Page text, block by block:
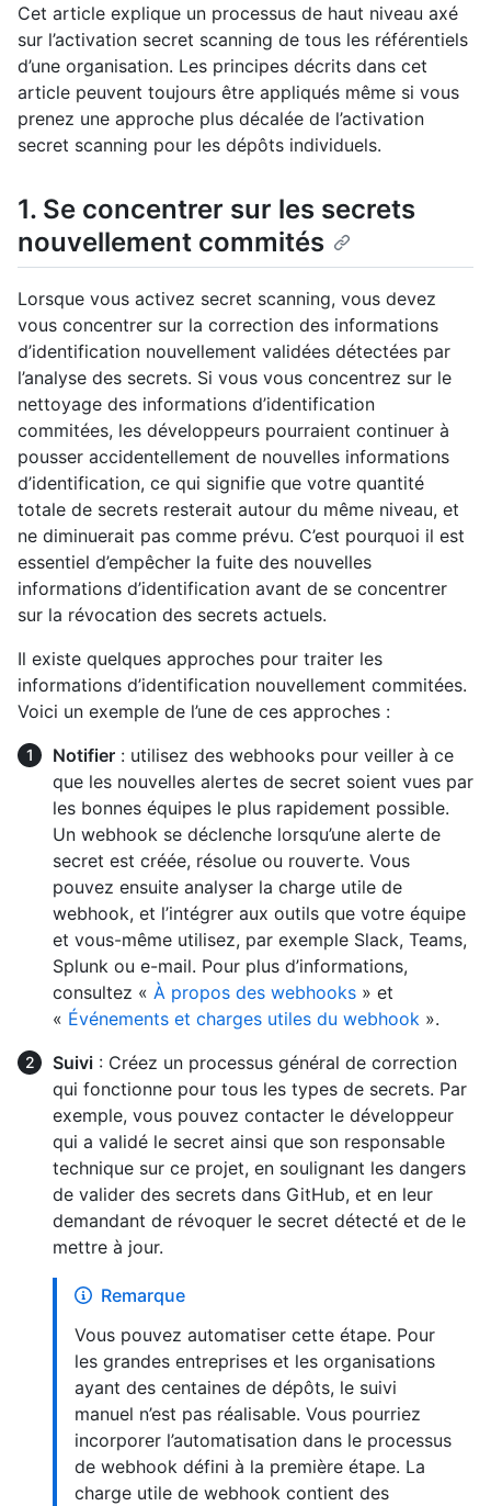
Cet article explique un processus de haut niveau axé
sur l’activation secret scanning de tous les référentiels
d’une organisation. Les principes décrits dans cet
article peuvent toujours être appliqués même si vous
prenez une approche plus décalée de l’activation
secret scanning pour les dépôts individuels.
1. Se concentrer sur les secrets
nouvellement commités
Lorsque vous activez secret scanning, vous devez
vous concentrer sur la correction des informations
d’identification nouvellement validées détectées par
l’analyse des secrets. Si vous vous concentrez sur le
nettoyage des informations d’identification
commitées, les développeurs pourraient continuer à
pousser accidentellement de nouvelles informations
d’identification, ce qui signifie que votre quantité
totale de secrets resterait autour du même niveau, et
ne diminuerait pas comme prévu. C’est pourquoi il est
essentiel d’empêcher la fuite des nouvelles
informations d’identification avant de se concentrer
sur la révocation des secrets actuels.
Il existe quelques approches pour traiter les
informations d’identification nouvellement commitées.
Voici un exemple de l’une de ces approches :
Notifier : utilisez des webhooks pour veiller à ce
que les nouvelles alertes de secret soient vues par
les bonnes équipes le plus rapidement possible.
Un webhook se déclenche lorsqu’une alerte de
secret est créée, résolue ou rouverte. Vous
pouvez ensuite analyser la charge utile de
webhook, et l’intégrer aux outils que votre équipe
et vous-même utilisez, par exemple Slack, Teams,
Splunk ou e-mail. Pour plus d’informations,
consultez « À propos des webhooks » et
« Événements et charges utiles du webhook ».
Suivi : Créez un processus général de correction
qui fonctionne pour tous les types de secrets. Par
exemple, vous pouvez contacter le développeur
qui a validé le secret ainsi que son responsable
technique sur ce projet, en soulignant les dangers
de valider des secrets dans GitHub, et en leur
demandant de révoquer le secret détecté et de le
mettre à jour.
Remarque
Vous pouvez automatiser cette étape. Pour
les grandes entreprises et les organisations
ayant des centaines de dépôts, le suivi
manuel n’est pas réalisable. Vous pourriez
incorporer l’automatisation dans le processus
de webhook défini à la première étape. La
charge utile de webhook contient des